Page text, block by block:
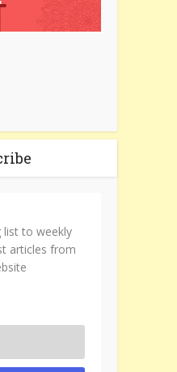
list to weekly
articles from